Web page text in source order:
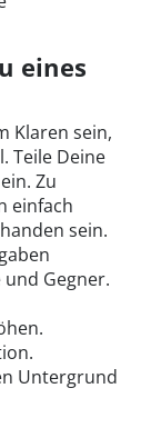
eines
Klaren sein,
Teile Deine
Zu
einfach
sein.
Gegner.
Untergrund